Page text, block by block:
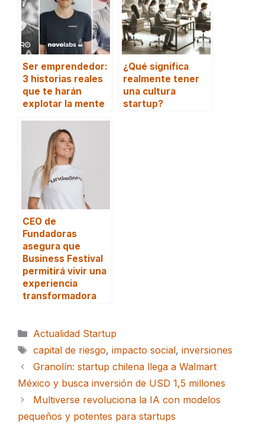
Ser emprendedor:
3 historias reales
que te harán
explotar la mente
¿Qué significa
realmente tener
una cultura
startup?
CEO de
Fundadoras
asegura que
Business Festival
permitirá vivir una
experiencia
transformadora
Categorías
Actualidad Startup
Etiquetas
capital de riesgo, impacto social, inversiones
Granolín: startup chilena llega a Walmart
México y busca inversión de USD 1,5 millones
Multiverse revoluciona la IA con modelos
pequeños y potentes para startups